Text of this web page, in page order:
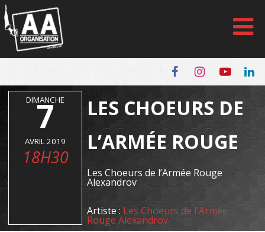
Panneau de gestion des cookies
DIMANCHE
7
AVRIL 2019
18H30
LES CHOEURS DE
L’ARMÉE ROUGE
Les Choeurs de l’Armée Rouge
Alexandrov
Artiste : Les Choeurs de l'Armée
Rouge Alexandrov